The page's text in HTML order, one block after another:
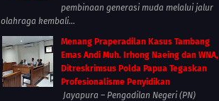
pembinaan generasi muda melalui jalur
olahraga kembali...
Menang Praperadilan Kasus Tambang
Emas Andi Muh. Irhong Naeing dan WNA,
Ditreskrimsus Polda Papua Tegaskan
Profesionalisme Penyidikan
Jayapura – Pengadilan Negeri (PN)